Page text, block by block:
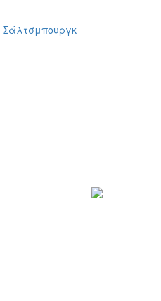
Σάλτσμπουργκ